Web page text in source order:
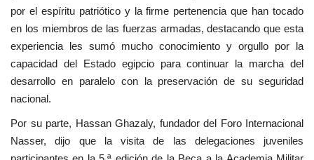
por el espíritu patriótico y la firme pertenencia que han tocado
en los miembros de las fuerzas armadas, destacando que esta
experiencia les sumó mucho conocimiento y orgullo por la
capacidad del Estado egipcio para continuar la marcha del
desarrollo en paralelo con la preservación de su seguridad
nacional.
Por su parte, Hassan Ghazaly, fundador del Foro Internacional
Nasser, dijo que la visita de las delegaciones juveniles